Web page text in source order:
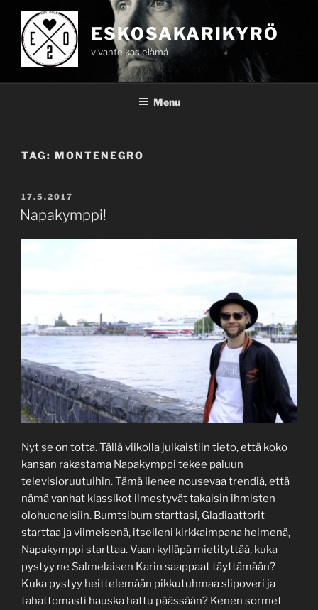
content
ESKOSAKARIKYRÖ
vivahteikas elämä
Menu
TAG: MONTENEGRO
POSTED
ON
17.5.2017
Napakymppi!
Nyt se on totta. Tällä viikolla julkaistiin tieto, että koko
kansan rakastama Napakymppi tekee paluun
televisioruutuihin. Tämä lienee nousevaa trendiä, että
nämä vanhat klassikot ilmestyvät takaisin ihmisten
olohuoneisiin. Bumtsibum starttasi, Gladiaattorit
starttaa ja viimeisenä, itselleni kirkkaimpana helmenä,
Napakymppi starttaa. Vaan kylläpä mietityttää, kuka
pystyy ne Salmelaisen Karin saappaat täyttämään?
Kuka pystyy heittelemään pikkutuhmaa slipoveri ja
tahattomasti hauska hattu päässään? Kenen sormet